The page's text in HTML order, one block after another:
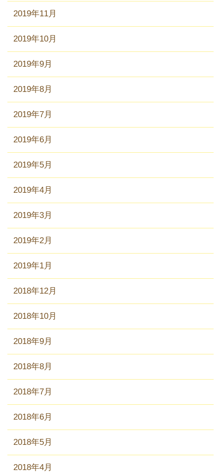
2019年11月
2019年10月
2019年9月
2019年8月
2019年7月
2019年6月
2019年5月
2019年4月
2019年3月
2019年2月
2019年1月
2018年12月
2018年10月
2018年9月
2018年8月
2018年7月
2018年6月
2018年5月
2018年4月